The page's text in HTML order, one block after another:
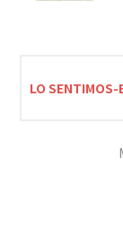
LO SENTIMOS-